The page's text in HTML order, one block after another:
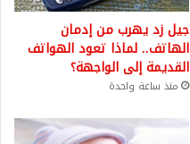
جيل زد يهرب من إدمان
الهاتف.. لماذا تعود الهواتف
القديمة إلى الواجهة؟
منذ ساعة واحدة